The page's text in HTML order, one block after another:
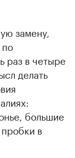
замену,
раз в четыре
делать
большие
в